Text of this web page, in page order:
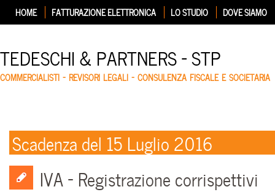
HOME FATTURAZIONE ELETTRONICA LO STUDIO DOVE SIAMO
TEDESCHI & PARTNERS – STP
COMMERCIALISTI – REVISORI LEGALI – CONSULENZA FISCALE E SOCIETARIA
Scadenza del 15 Luglio 2016
IVA – Registrazione corrispettivi